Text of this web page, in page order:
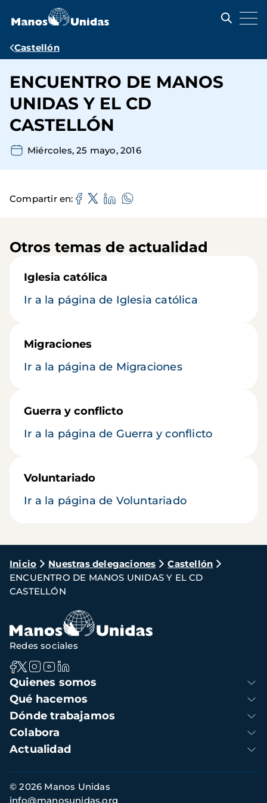
contenido
Ruta
navegación
Castellón
ENCUENTRO DE MANOS
UNIDAS Y EL CD
CASTELLÓN
Miércoles, 25 mayo, 2016
Compartir en
Otros temas de actualidad
Iglesia católica
Ir a la página de Iglesia católica
Migraciones
Ir a la página de Migraciones
Guerra y conflicto
Ir a la página de Guerra y conflicto
Voluntariado
Ir a la página de Voluntariado
Ruta
de
navegación
Inicio Nuestras delegaciones
Castellón
ENCUENTRO DE MANOS UNIDAS Y EL CD
CASTELLÓN
Navegación
principal
Quienes somos
Qué hacemos
Dónde trabajamos
Colabora
Actualidad
Redes sociales
Información
de
© 2026 Manos Unidas
info@manosunidas.org